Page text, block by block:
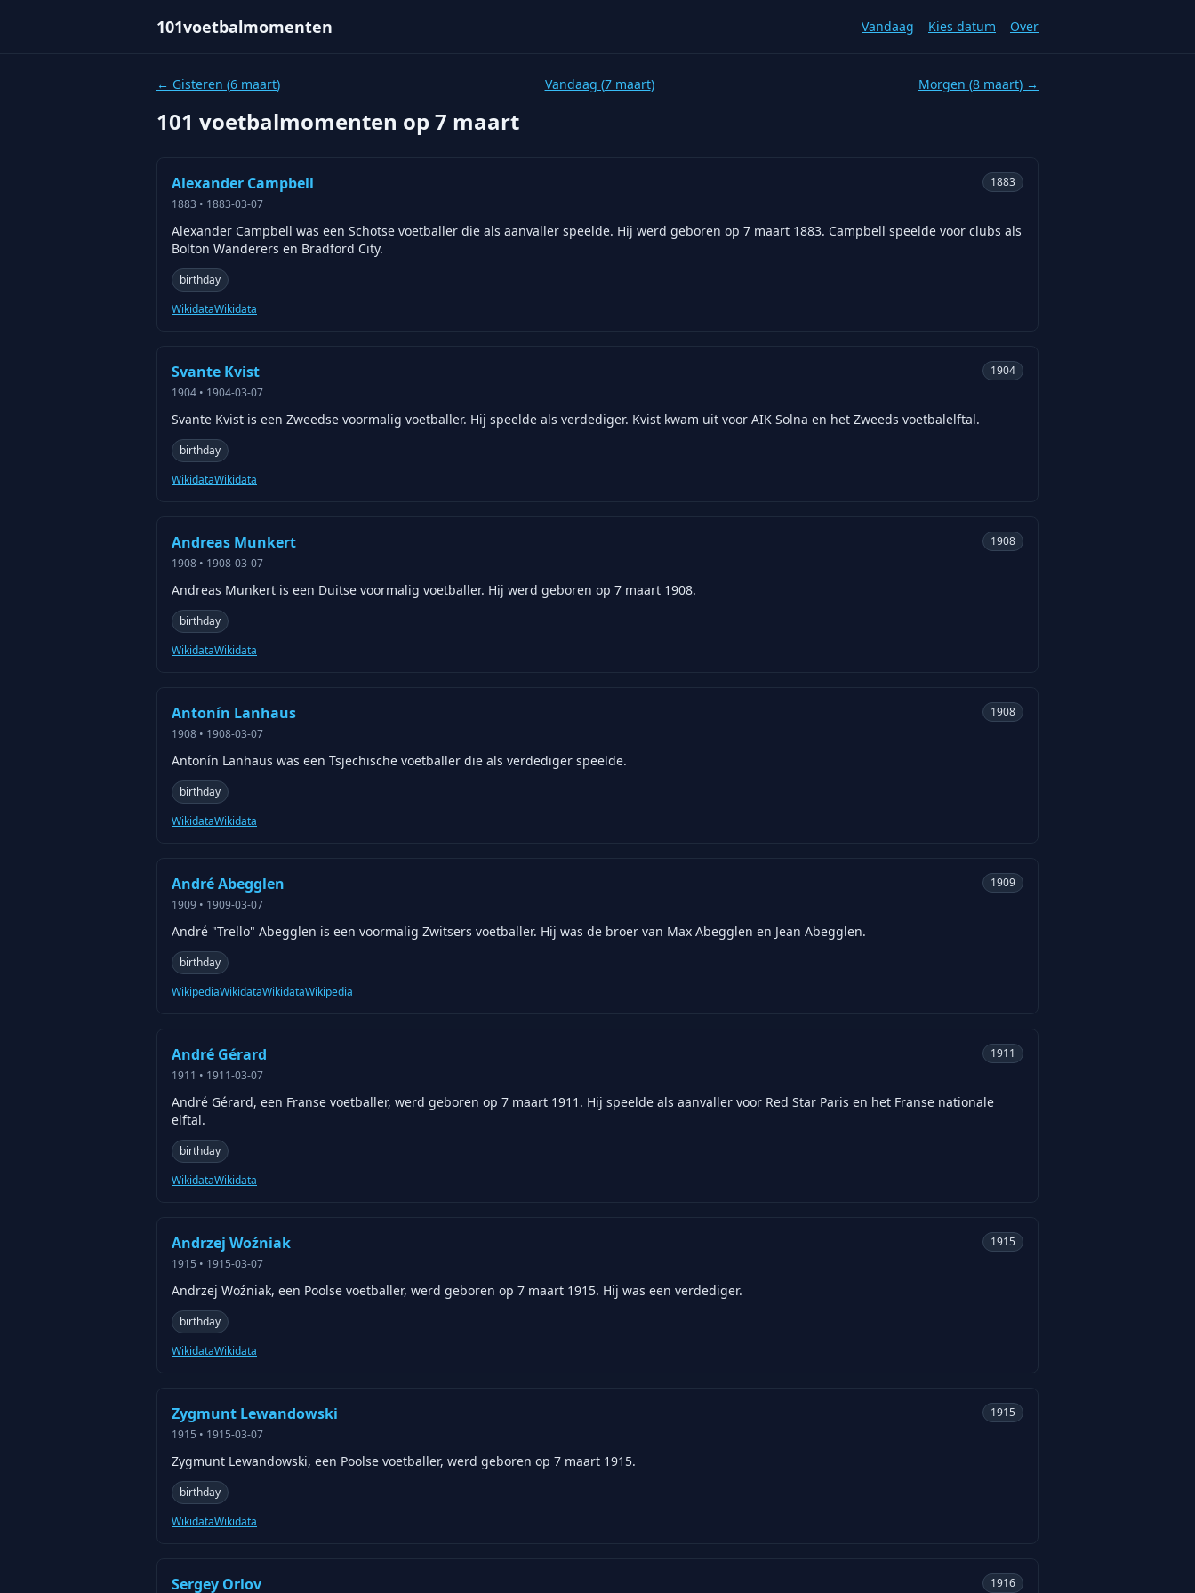
101voetbalmomenten Vandaag Kies datum Over
← Gisteren (6 maart) Vandaag (7 maart) Morgen (8 maart) →
101 voetbalmomenten op 7 maart
Alexander Campbell
1883 • 1883-03-07
1883
Alexander Campbell was een Schotse voetballer die als aanvaller speelde. Hij werd geboren op 7 maart 1883. Campbell speelde voor clubs als
Bolton Wanderers en Bradford City.
birthday
WikidataWikidata
Svante Kvist
1904 • 1904-03-07
1904
Svante Kvist is een Zweedse voormalig voetballer. Hij speelde als verdediger. Kvist kwam uit voor AIK Solna en het Zweeds voetbalelftal.
birthday
WikidataWikidata
Andreas Munkert
1908 • 1908-03-07
1908
Andreas Munkert is een Duitse voormalig voetballer. Hij werd geboren op 7 maart 1908.
birthday
WikidataWikidata
Antonín Lanhaus
1908 • 1908-03-07
1908
Antonín Lanhaus was een Tsjechische voetballer die als verdediger speelde.
birthday
WikidataWikidata
André Abegglen
1909 • 1909-03-07
1909
André "Trello" Abegglen is een voormalig Zwitsers voetballer. Hij was de broer van Max Abegglen en Jean Abegglen.
birthday
WikipediaWikidataWikidataWikipedia
André Gérard
1911 • 1911-03-07
1911
André Gérard, een Franse voetballer, werd geboren op 7 maart 1911. Hij speelde als aanvaller voor Red Star Paris en het Franse nationale
elftal.
birthday
WikidataWikidata
Andrzej Woźniak
1915 • 1915-03-07
1915
Andrzej Woźniak, een Poolse voetballer, werd geboren op 7 maart 1915. Hij was een verdediger.
birthday
WikidataWikidata
Zygmunt Lewandowski
1915 • 1915-03-07
1915
Zygmunt Lewandowski, een Poolse voetballer, werd geboren op 7 maart 1915.
birthday
WikidataWikidata
Sergey Orlov 1916